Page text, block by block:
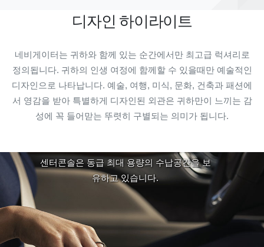
디자인 하이라이트
네비게이터는 귀하와 함께 있는 순간에서만 최고급 럭셔리로
정의됩니다. 귀하의 인생 여정에 함께할 수 있을때만 예술적인
디자인으로 나타납니다. 예술, 여행, 미식, 문화, 건축과 패션에
서 영감을 받아 특별하게 디자인된 외관은 귀하만이 느끼는 감
성에 꼭 들어맏는 뚜렷히 구별되는 의미가 됩니다.
센터콘솔은 동급 최대 용량의 수납공간을 보
유하고 있습니다.